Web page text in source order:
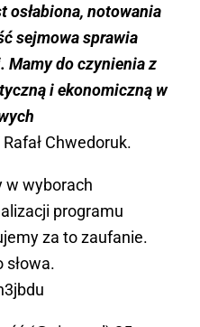
osłabiona, notowania
sejmowa sprawia
Mamy do czynienia z
i ekonomiczną w
Chwedoruk.
w wyborach
programu
za to zaufanie.
słowa.